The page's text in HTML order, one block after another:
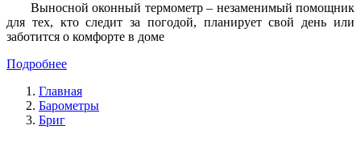
Выносной оконный термометр – незаменимый помощник
для тех, кто следит за погодой, планирует свой день или
заботится о комфорте в доме
Подробнее
Главная
Барометры
Бриг